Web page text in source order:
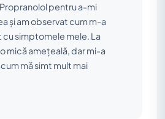
pentru a-mi
și am observat cum m-a
simptomele mele. La
mică amețeală, dar mi-a
mă simt mult mai